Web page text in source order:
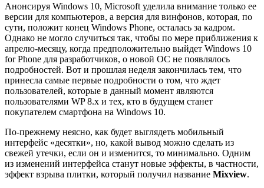
Анонсируя Windows 10, Microsoft уделила внимание только ее
версии для компьютеров, а версия для винфонов, которая, по
сути, положит конец Windows Phone, осталась за кадром.
Однако не могло случиться так, чтобы по мере приближения к
апрелю-месяцу, когда предположительно выйдет Windows 10
for Phone для разработчиков, о новой ОС не появлялось
подробностей. Вот и прошлая неделя закончилась тем, что
принесла самые первые подробности о том, что ждет
пользователей, которые в данный момент являются
пользователями WP 8.x и тех, кто в будущем станет
покупателем смартфона на Windows 10.
По-прежнему неясно, как будет выглядеть мобильный
интерфейс «десятки», но, какой вывод можно сделать из
свежей утечки, если он и изменится, то минимально. Одним
из изменений интерфейса станут новые эффекты, в частности,
эффект взрыва плитки, который получил название Mixview.